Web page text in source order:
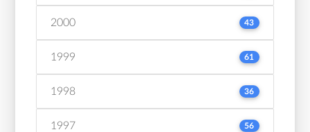
2000 43
1999 61
1998 36
1997 56